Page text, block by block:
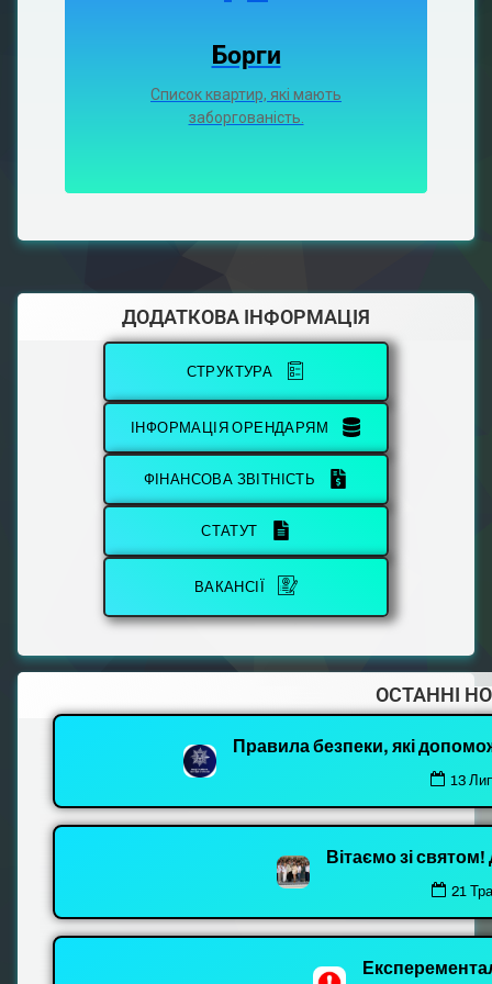
Борги
Список квартир, які мають
заборгованість.
ДОДАТКОВА ІНФОРМАЦІЯ
СТРУКТУРА
ІНФОРМАЦІЯ ОРЕНДАРЯМ
ФІНАНСОВА ЗВІТНІСТЬ
СТАТУТ
ВАКАНСІЇ
ОСТАННІ
Правила безпеки, які
13
Вітаємо зі
21